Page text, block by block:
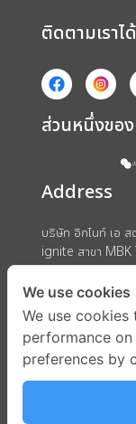
ติดตามเราไ
ส่วนหนึ่งขอ
Address
บริษัท อิกไนท์ เอ
ignite สาขา
ถนนพญาไท แขวง
We use cookies
We use
performance
preferences by